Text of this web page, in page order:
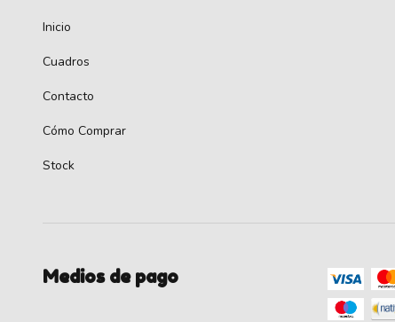
Inicio
Cuadros
Contacto
Cómo Comprar
Stock
Medios de pago